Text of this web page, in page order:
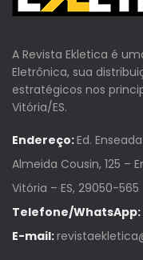
A Revista Ekletica é
Eletrônica, sua
estratégicos nos
Vitória/ES.
Endereço:Ed.
Almeida Cousin, 125 –
Vitória – ES, 29050-565
Telefone/WhatsApp:
E-mail: